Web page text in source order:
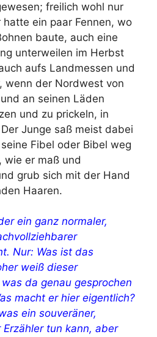
freilich wohl nur
hatte ein paar Fennen, wo
baute, auch eine
unterweilen im Herbst
aufs Landmessen und
wenn der Nordwest von
an seinen Läden
und zu prickeln, in
Junge saß meist dabei
Fibel oder Bibel weg
wie er maß und
grub sich mit der Hand
Haaren.
ein ganz normaler,
Nur: Was ist das
weiß dieser
da genau gesprochen
macht er hier eigentlich?
ein souveräner,
Erzähler tun kann, aber